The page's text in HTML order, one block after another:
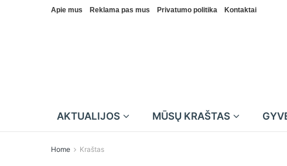
Apie mus Reklama pas mus Privatumo politika Kontaktai
AKTUALIJOS MŪSŲ KRAŠTAS
Home Kraštas